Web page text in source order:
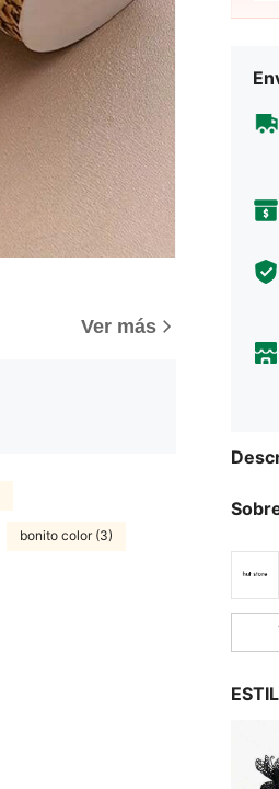
Ver más
bonito color (3)